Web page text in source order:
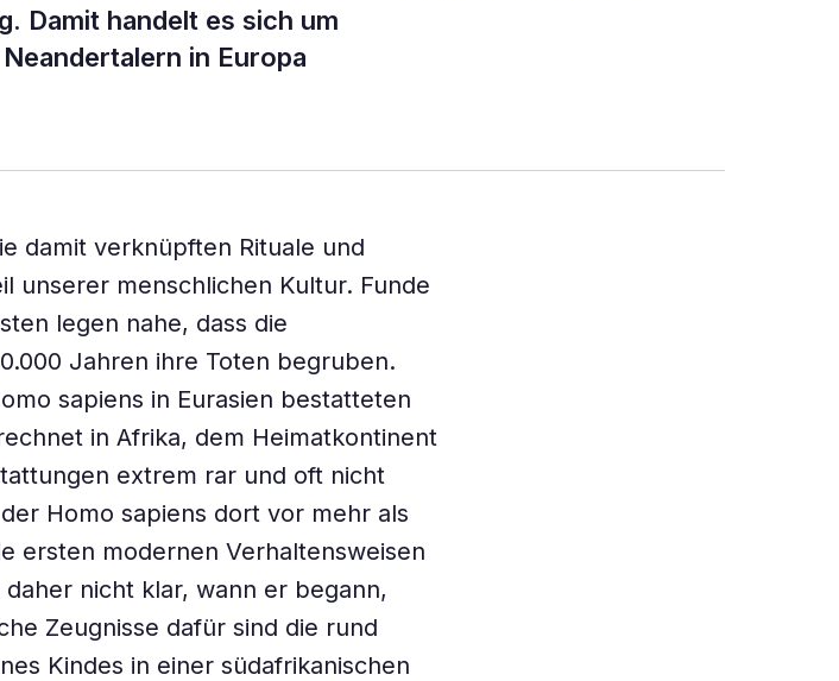
Damit handelt es sich um
in Europa
damit verknüpften Rituale und
unserer menschlichen Kultur. Funde
legen nahe, dass die
Jahren ihre Toten begruben.
sapiens in Eurasien bestatteten
in Afrika, dem Heimatkontinent
extrem rar und oft nicht
Homo sapiens dort vor mehr als
ersten modernen Verhaltensweisen
nicht klar, wann er begann,
Zeugnisse dafür sind die rund
Kindes in einer südafrikanischen